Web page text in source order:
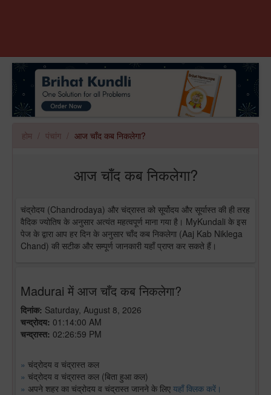
होम पंचांग आज चाँद कब निकलेगा?
आज चाँद कब निकलेगा?
चंद्रोदय (Chandrodaya) और चंद्रास्त को सूर्योदय और सूर्यास्त की ही तरह
वैदिक ज्योतिष के अनुसार अत्यंत महत्वपूर्ण माना गया है। MyKundali के इस
पेज के द्वारा आप हर दिन के अनुसार चाँद कब निकलेगा (Aaj Kab Niklega
Chand) की सटीक और सम्पूर्ण जानकारी यहाँ प्राप्त कर सकते हैं।
Madurai में आज चाँद कब निकलेगा?
दिनांक: Saturday, August 8, 2026
चन्द्रोदय: 01:14:00 AM
चन्द्रास्त: 02:26:59 PM
» चंद्रोदय व चंद्रास्त कल
» चंद्रोदय व चंद्रास्त कल (बिता हुआ कल)
» अपने शहर का चंद्रोदय व चंद्रास्त जानने के लिए यहाँ क्लिक करें।